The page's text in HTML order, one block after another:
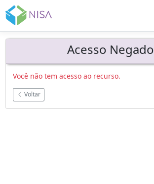
Acesso Negado
Você não tem acesso ao recurso.
Voltar